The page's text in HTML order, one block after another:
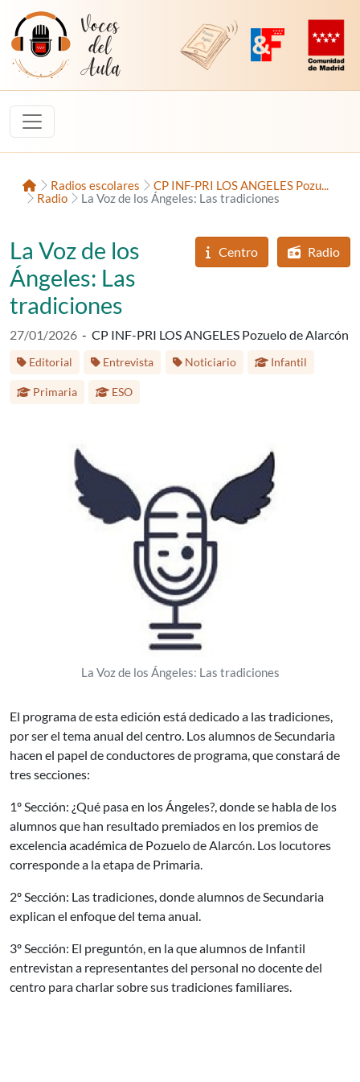
Saltar al contenido
Voces del Aula
Revista Digital de EducaMadrid
Plataforma de
InicioRadios escolares
CP INF-PRI LOS ANGELES Pozu...
Radio
La Voz de los Ángeles: Las tradiciones
Centro Radio
La Voz de los
Ángeles: Las
tradiciones
Fecha de publicación:
27/01/2026 - CP INF-PRI LOS ANGELES Pozuelo de Alarcón
Etiquetas:
Editorial Entrevista Noticiario Infantil
Primaria ESO
La Voz de los Ángeles: Las tradiciones
El programa de esta edición está dedicado a las tradiciones,
por ser el tema anual del centro. Los alumnos de Secundaria
hacen el papel de conductores de programa, que constará de
tres secciones:
1º Sección: ¿Qué pasa en los Ángeles?, donde se habla de los
alumnos que han resultado premiados en los premios de
excelencia académica de Pozuelo de Alarcón. Los locutores
corresponde a la etapa de Primaria.
2º Sección: Las tradiciones, donde alumnos de Secundaria
explican el enfoque del tema anual.
3º Sección: El preguntón, en la que alumnos de Infantil
entrevistan a representantes del personal no docente del
centro para charlar sobre sus tradiciones familiares.